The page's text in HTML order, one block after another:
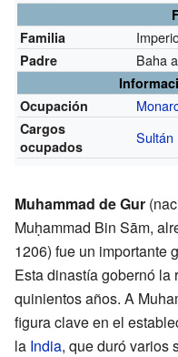
Familia
Padre Baha
Ocupación
Cargos
ocupados
Sultán
Muhammad de Gur
Muḥammad Bin Sām,
1206) fue un importante
Esta dinastía gobernó la
quinientos años. A
figura clave en el
la India, que duró varios